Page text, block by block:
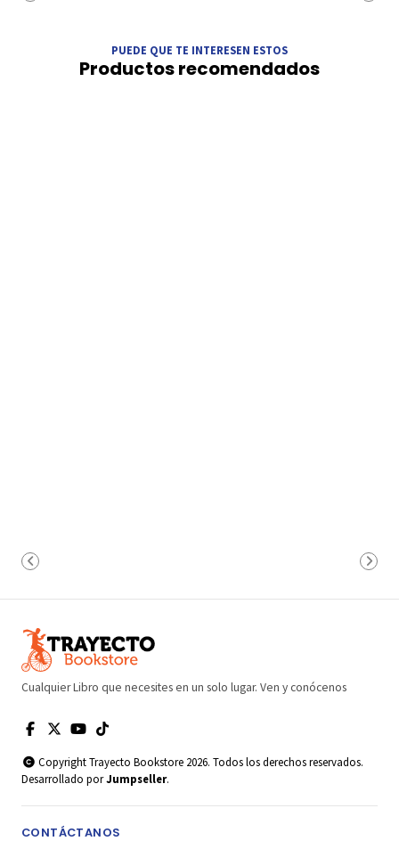
PUEDE QUE TE INTERESEN ESTOS
Productos recomendados
Cualquier Libro que necesites en un solo lugar. Ven y conócenos
Copyright Trayecto Bookstore 2026. Todos los derechos reservados.
Desarrollado porJumpseller.
CONTÁCTANOS